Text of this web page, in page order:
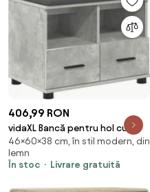
406,99 RON
vidaXL Bancă pentru hol cu
pernă cu sertar Gri Beton 60 x
38 x 46 cm
46×60×38 cm, în stil modern, din
lemn
În stoc
Livrare gratuită